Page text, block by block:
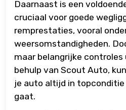
Daarnaast is een
cruciaal voor goede
remprestaties, vooral
weersomstandigheden.
maar belangrijke
behulp van Scout Auto,
je auto altijd in topconditie
gaat.